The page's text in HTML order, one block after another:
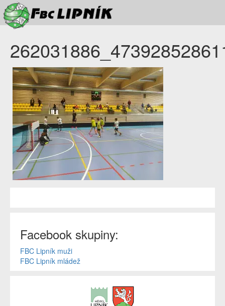
Facebook skupiny:
FBC Lipník muži
FBC Lipník mládež